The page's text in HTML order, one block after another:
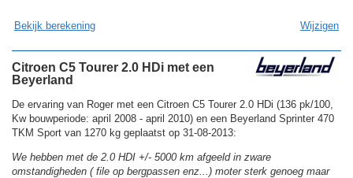
Bekijk berekening Wijzigen
Citroen C5 Tourer 2.0 HDi met een
Beyerland
De ervaring van Roger met een Citroen C5 Tourer 2.0 HDi (136 pk/100,
Kw bouwperiode: april 2008 - april 2010) en een Beyerland Sprinter 470
TKM Sport van 1270 kg geplaatst op 31-08-2013:
We hebben met de 2.0 HDI +/- 5000 km afgeeld in zware
omstandigheden ( file op bergpassen enz...) moter sterk genoeg maar